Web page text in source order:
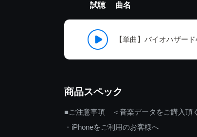
試聴 曲名
【単曲】バイオハザー
商品スペック
■ご注意事項 ＜音楽データをご購入頂
・iPhoneをご利用のお客様へ